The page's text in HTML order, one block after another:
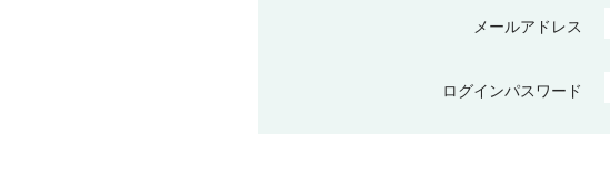
メールアドレス
ログインパスワード